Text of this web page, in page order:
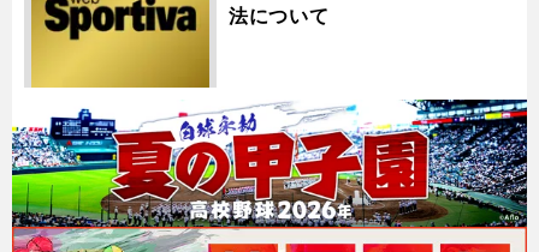
法について